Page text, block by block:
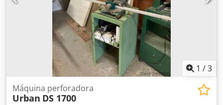
1 /3
Máquina perforadora
Urban DS 1700